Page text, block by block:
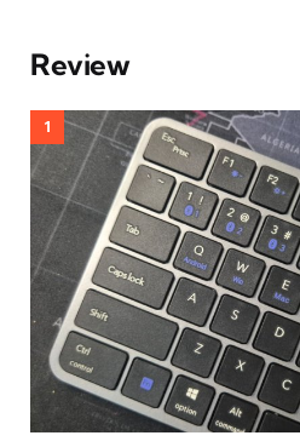
Review